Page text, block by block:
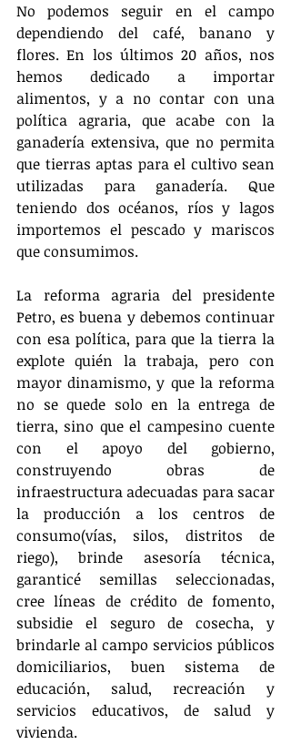
No podemos seguir en el campo
dependiendo del café, banano y
flores. En los últimos 20 años, nos
hemos dedicado a importar
alimentos, y a no contar con una
política agraria, que acabe con la
ganadería extensiva, que no permita
que tierras aptas para el cultivo sean
utilizadas para ganadería. Que
teniendo dos océanos, ríos y lagos
importemos el pescado y mariscos
que consumimos.
La reforma agraria del presidente
Petro, es buena y debemos continuar
con esa política, para que la tierra la
explote quién la trabaja, pero con
mayor dinamismo, y que la reforma
no se quede solo en la entrega de
tierra, sino que el campesino cuente
con el apoyo del gobierno,
construyendo obras de
infraestructura adecuadas para sacar
la producción a los centros de
consumo(vías, silos, distritos de
riego), brinde asesoría técnica,
garanticé semillas seleccionadas,
cree líneas de crédito de fomento,
subsidie el seguro de cosecha, y
brindarle al campo servicios públicos
domiciliarios, buen sistema de
educación, salud, recreación y
servicios educativos, de salud y
vivienda.